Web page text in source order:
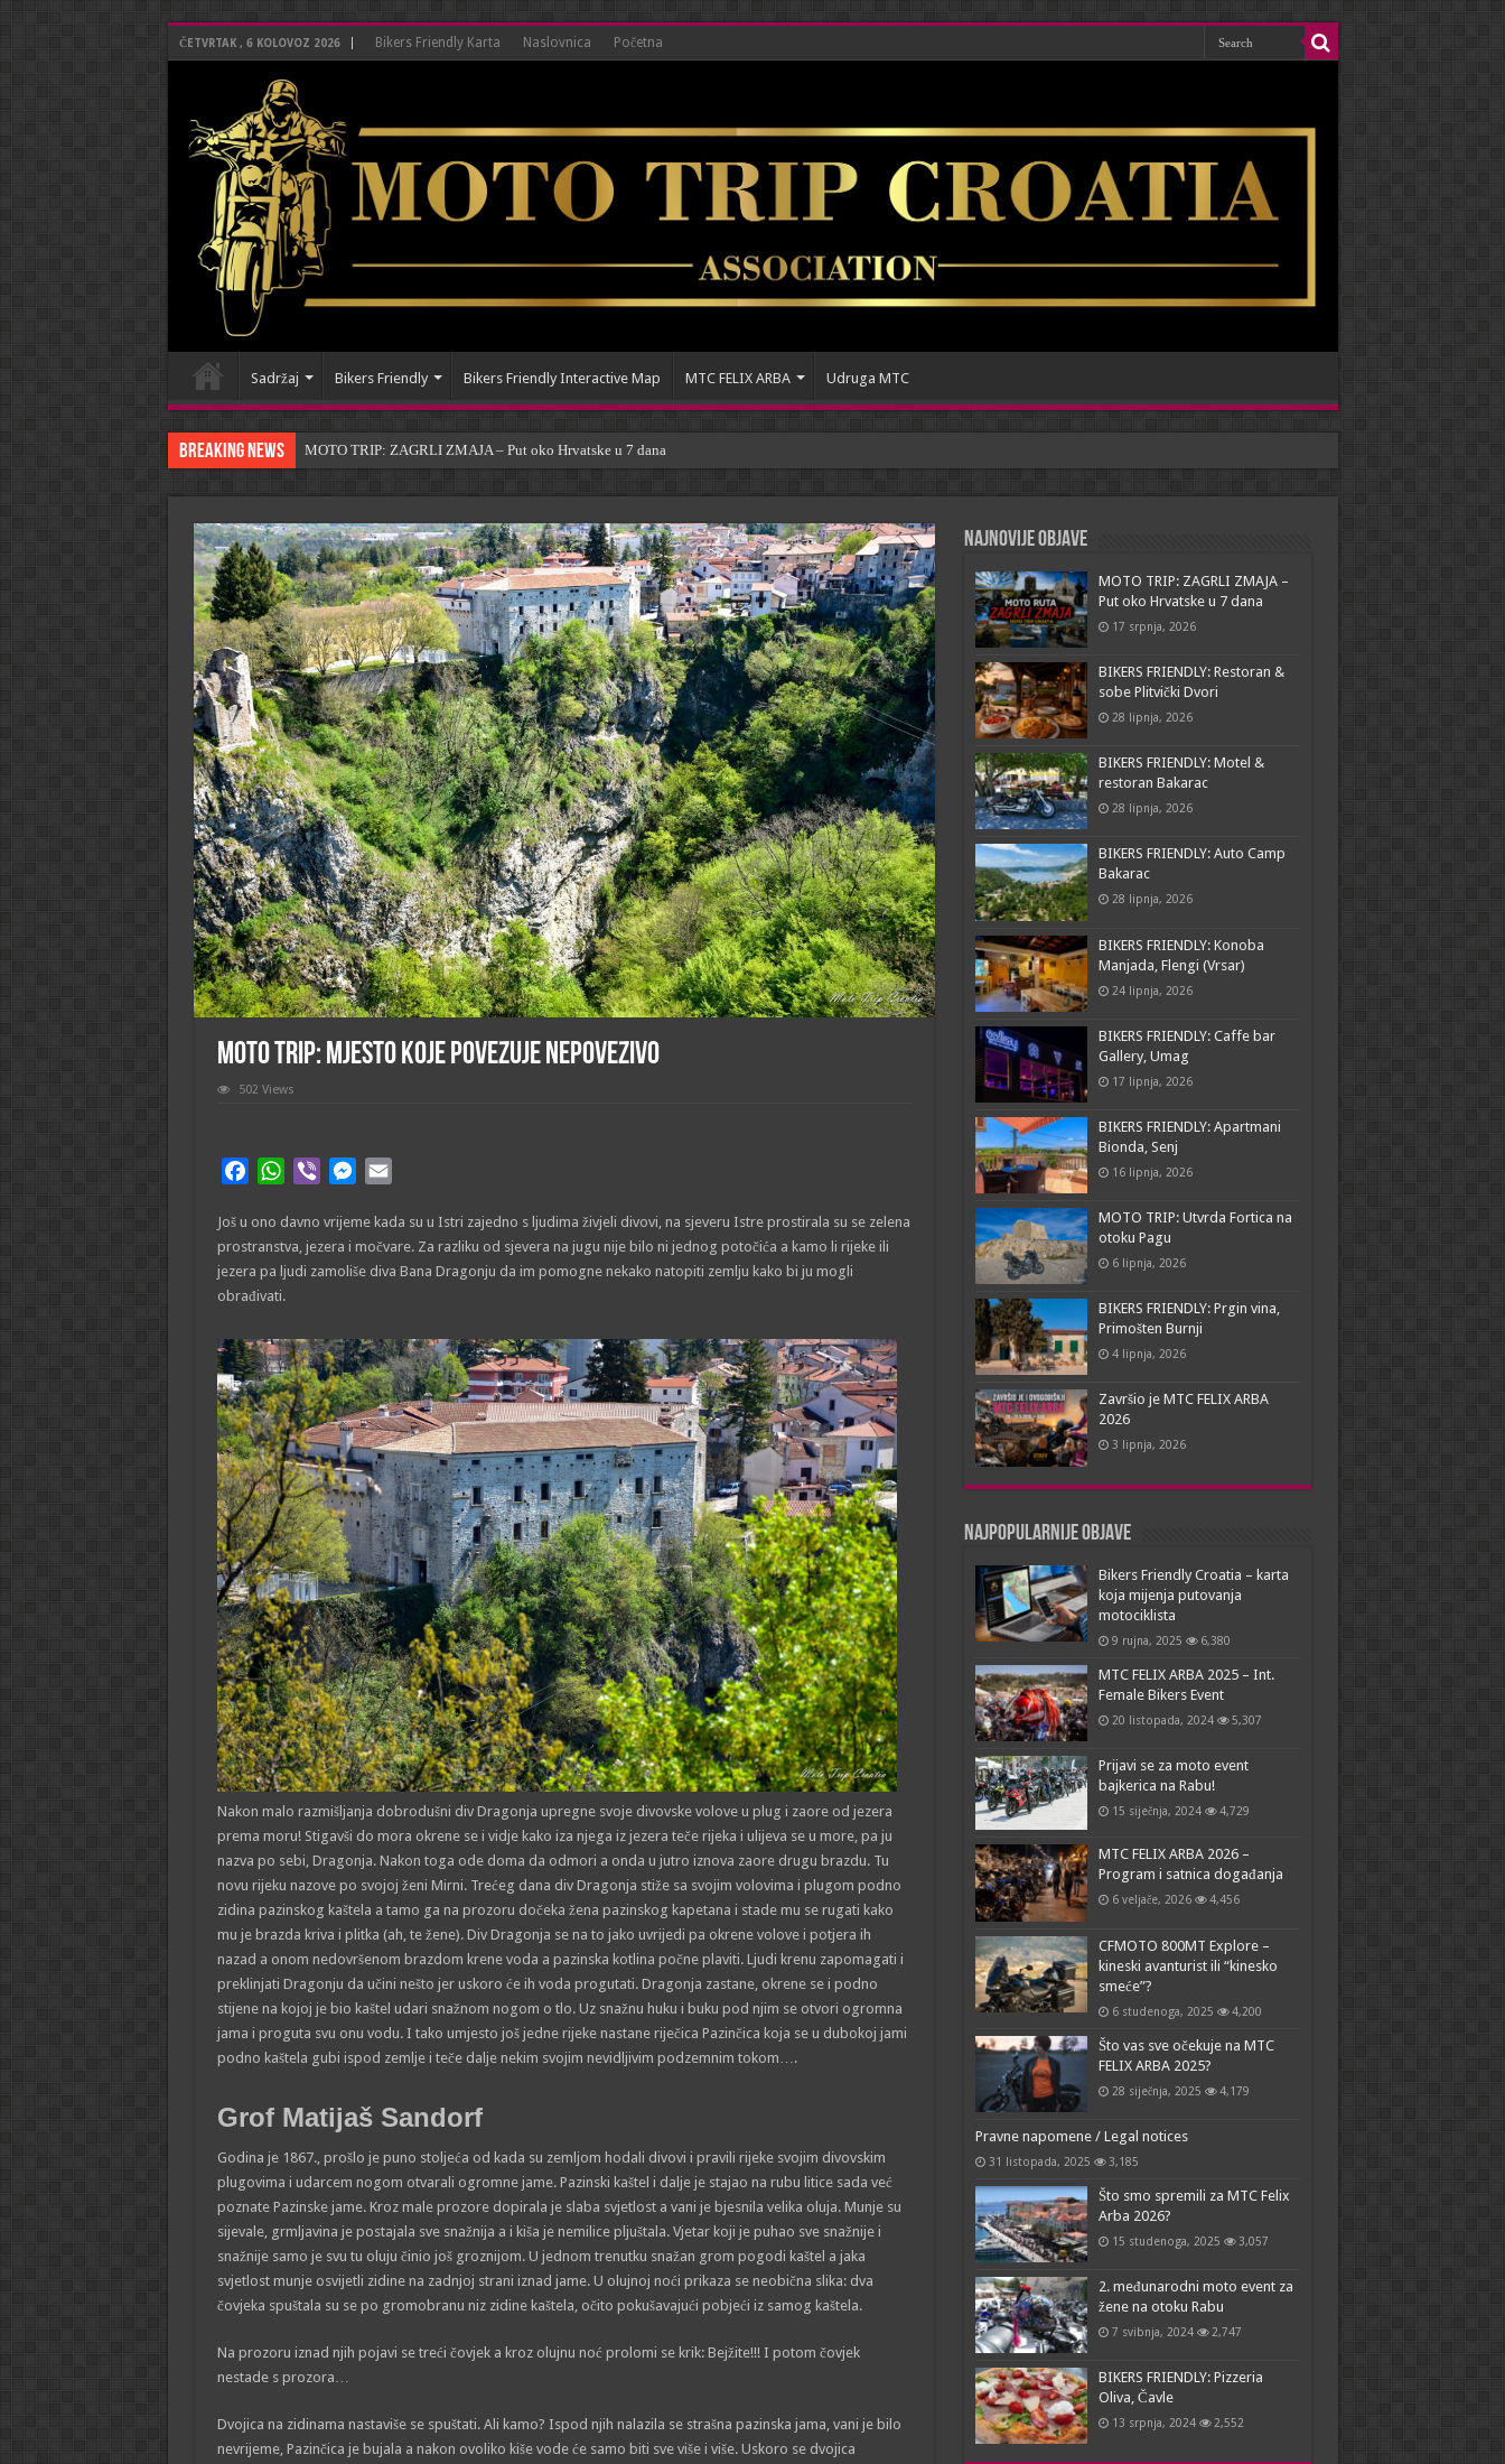
ČETVRTAK , 6 KOLOVOZ 2026 Bikers Friendly Karta Naslovnica Početna
Sadržaj Bikers Friendly Bikers Friendly Interactive Map MTC FELIX ARBA Udruga MTC
Breaking News MOTO TRIP: ZAGRLI ZMAJA – Put oko Hrvatske u 7 dana
MOTO TRIP: Mjesto koje povezuje nepovezivo
502 Views
c
e
b
o
k
W
a
t
s
A
p
b
e
r
M
s
s
e
e
r
a
i
l
Još u ono davno vrijeme kada su u Istri zajedno s ljudima živjeli divovi, na sjeveru Istre prostirala su se zelena
prostranstva, jezera i močvare. Za razliku od sjevera na jugu nije bilo ni jednog potočića a kamo li rijeke ili
jezera pa ljudi zamoliše diva Bana Dragonju da im pomogne nekako natopiti zemlju kako bi ju mogli
obrađivati.
Nakon malo razmišljanja dobrodušni div Dragonja upregne svoje divovske volove u plug i zaore od jezera
prema moru! Stigavši do mora okrene se i vidje kako iza njega iz jezera teče rijeka i ulijeva se u more, pa ju
nazva po sebi, Dragonja. Nakon toga ode doma da odmori a onda u jutro iznova zaore drugu brazdu. Tu
novu rijeku nazove po svojoj ženi Mirni. Trećeg dana div Dragonja stiže sa svojim volovima i plugom podno
zidina pazinskog kaštela a tamo ga na prozoru dočeka žena pazinskog kapetana i stade mu se rugati kako
mu je brazda kriva i plitka (ah, te žene). Div Dragonja se na to jako uvrijedi pa okrene volove i potjera ih
nazad a onom nedovršenom brazdom krene voda a pazinska kotlina počne plaviti. Ljudi krenu zapomagati i
preklinjati Dragonju da učini nešto jer uskoro će ih voda progutati. Dragonja zastane, okrene se i podno
stijene na kojoj je bio kaštel udari snažnom nogom o tlo. Uz snažnu huku i buku pod njim se otvori ogromna
jama i proguta svu onu vodu. I tako umjesto još jedne rijeke nastane riječica Pazinčica koja se u dubokoj jami
podno kaštela gubi ispod zemlje i teče dalje nekim svojim nevidljivim podzemnim tokom….
Grof Matijaš Sandorf
Godina je 1867., prošlo je puno stoljeća od kada su zemljom hodali divovi i pravili rijeke svojim divovskim
plugovima i udarcem nogom otvarali ogromne jame. Pazinski kaštel i dalje je stajao na rubu litice sada već
poznate Pazinske jame. Kroz male prozore dopirala je slaba svjetlost a vani je bjesnila velika oluja. Munje su
sijevale, grmljavina je postajala sve snažnija a i kiša je nemilice pljuštala. Vjetar koji je puhao sve snažnije i
snažnije samo je svu tu oluju činio još groznijom. U jednom trenutku snažan grom pogodi kaštel a jaka
svjetlost munje osvijetli zidine na zadnjoj strani iznad jame. U olujnoj noći prikaza se neobična slika: dva
čovjeka spuštala su se po gromobranu niz zidine kaštela, očito pokušavajući pobjeći iz samog kaštela.
Na prozoru iznad njih pojavi se treći čovjek a kroz olujnu noć prolomi se krik: Bejžite!!! I potom čovjek
nestade s prozora…
Dvojica na zidinama nastaviše se spuštati. Ali kamo? Ispod njih nalazila se strašna pazinska jama, vani je bilo
nevrijeme, Pazinčica je bujala a nakon ovoliko kiše vode će samo biti sve više i više. Uskoro se dvojica
Najnovije objave
MOTO TRIP: ZAGRLI ZMAJA –
Put oko Hrvatske u 7 dana
17 srpnja, 2026
BIKERS FRIENDLY: Restoran &
sobe Plitvički Dvori
28 lipnja, 2026
BIKERS FRIENDLY: Motel &
restoran Bakarac
28 lipnja, 2026
BIKERS FRIENDLY: Auto Camp
Bakarac
28 lipnja, 2026
BIKERS FRIENDLY: Konoba
Manjada, Flengi (Vrsar)
24 lipnja, 2026
BIKERS FRIENDLY: Caffe bar
Gallery, Umag
17 lipnja, 2026
BIKERS FRIENDLY: Apartmani
Bionda, Senj
16 lipnja, 2026
MOTO TRIP: Utvrda Fortica na
otoku Pagu
6 lipnja, 2026
BIKERS FRIENDLY: Prgin vina,
Primošten Burnji
4 lipnja, 2026
Završio je MTC FELIX ARBA
2026
3 lipnja, 2026
Najpopularnije objave
Bikers Friendly Croatia – karta
koja mijenja putovanja
motociklista
9 rujna, 2025 6,380
MTC FELIX ARBA 2025 – Int.
Female Bikers Event
20 listopada, 2024 5,307
Prijavi se za moto event
bajkerica na Rabu!
15 siječnja, 2024 4,729
MTC FELIX ARBA 2026 –
Program i satnica događanja
6 veljače, 2026 4,456
CFMOTO 800MT Explore –
kineski avanturist ili “kinesko
smeće”?
6 studenoga, 2025 4,200
Što vas sve očekuje na MTC
FELIX ARBA 2025?
28 siječnja, 2025 4,179
Pravne napomene / Legal notices
31 listopada, 2025 3,185
Što smo spremili za MTC Felix
Arba 2026?
15 studenoga, 2025 3,057
2. međunarodni moto event za
žene na otoku Rabu
7 svibnja, 2024 2,747
BIKERS FRIENDLY: Pizzeria
Oliva, Čavle
13 srpnja, 2024 2,552